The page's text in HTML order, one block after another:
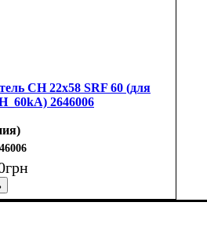
CH 22x58 SRF 60 (для
2646006
грн
В: 600